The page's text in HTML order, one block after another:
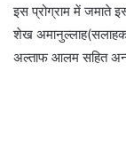
इस प्रोग्राम में जमाते
शेख
अल्ताफ आलम सहित अन्य